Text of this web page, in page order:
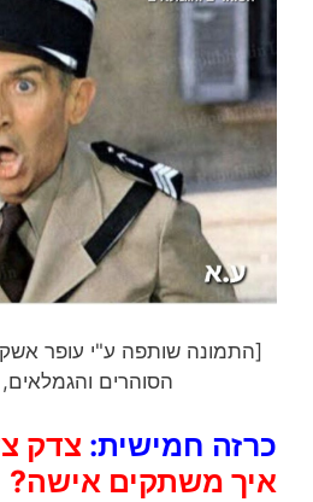
[התמונה שותפה ע"י עופר
הסוהרים והגמלאים,
כרזה חמישית: צדק
איך משתקים אישה?